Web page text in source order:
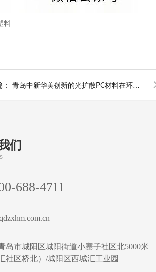
料
青岛中新华美创新的光扩散PC材料在环保灯具设计中的应用
们
688-4711
岛市城阳区城阳街道小寨子社区北5000米
社区桥北）/城阳区西城汇工业园